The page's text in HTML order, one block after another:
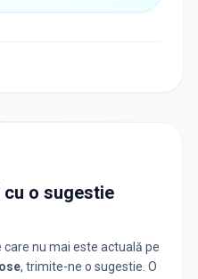
o sugestie
nu mai este actuală pe
, trimite-ne o sugestie. O